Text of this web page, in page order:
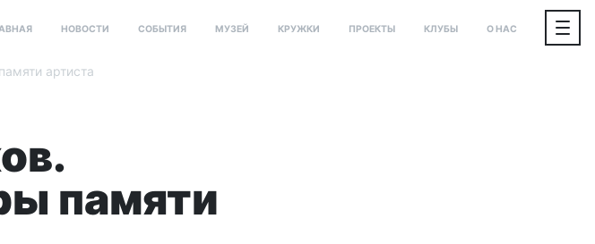
НОВОСТИ СОБЫТИЯ МУЗЕЙ КРУЖКИ ПРОЕКТЫ КЛУБЫ О НАС
артиста
памяти